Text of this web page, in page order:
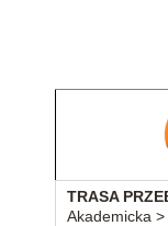
TRASA
Akademicka